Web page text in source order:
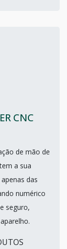
CNC
de mão de
a sua
das
numérico
seguro,